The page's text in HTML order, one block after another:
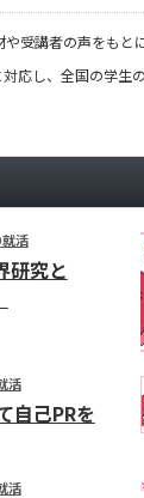
や受講者の声をも
応し、全国の学生
活
究と
活
自己PRを
活